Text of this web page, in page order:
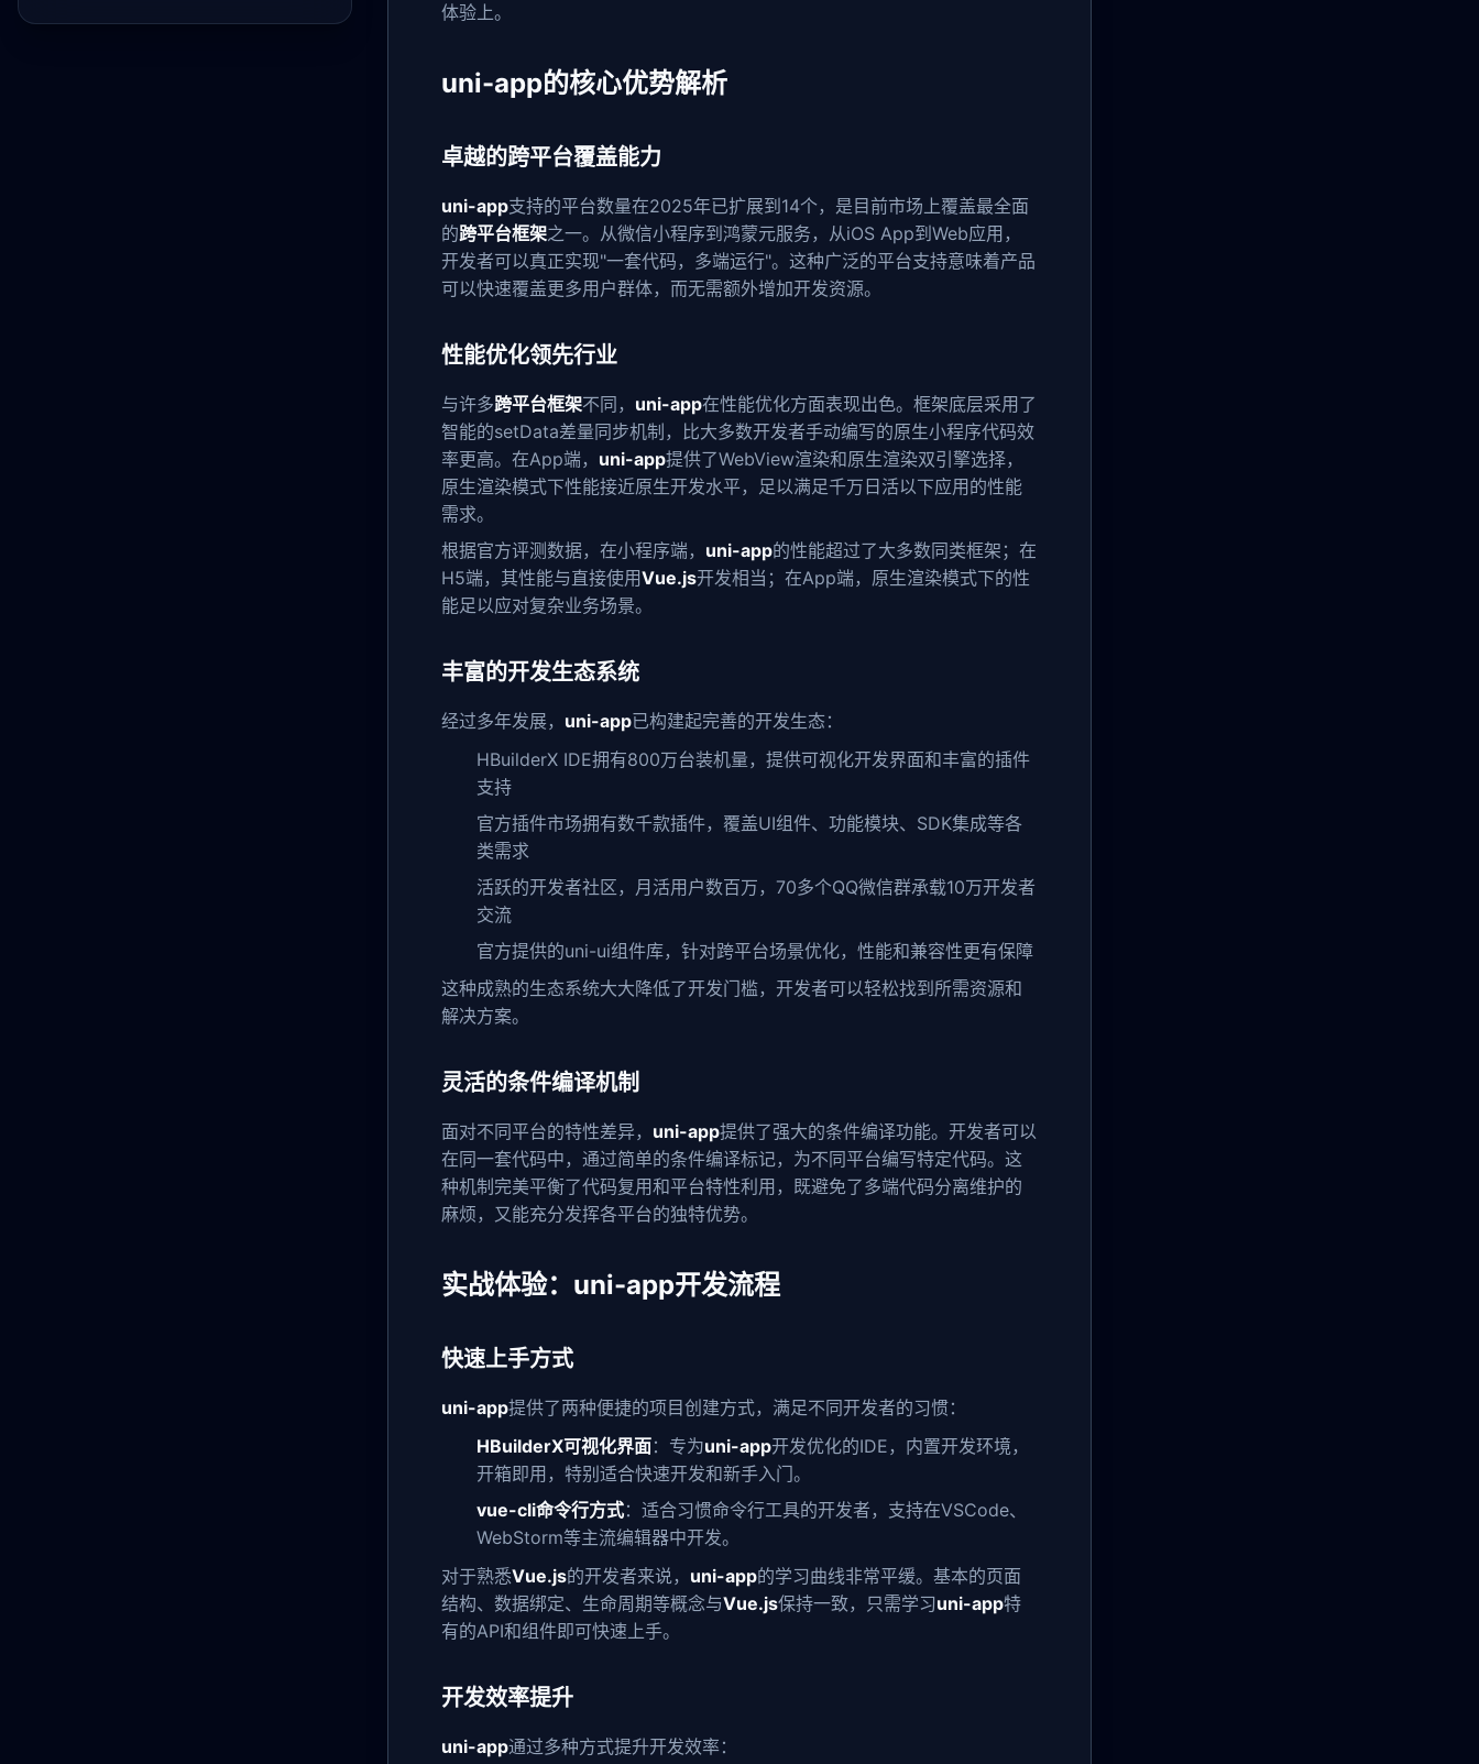
体验上。
uni-app的核心优势解析
卓越的跨平台覆盖能力
uni-app支持的平台数量在2025年已扩展到14个，是目前市场上覆盖最全面
的跨平台框架之一。从微信小程序到鸿蒙元服务，从iOS App到Web应用，
开发者可以真正实现"一套代码，多端运行"。这种广泛的平台支持意味着产品
可以快速覆盖更多用户群体，而无需额外增加开发资源。
性能优化领先行业
与许多跨平台框架不同， uni-app在性能优化方面表现出色。框架底层采用了
智能的setData差量同步机制，比大多数开发者手动编写的原生小程序代码效
率更高。在App端， uni-app提供了WebView渲染和原生渲染双引擎选择，
原生渲染模式下性能接近原生开发水平，足以满足千万日活以下应用的性能
需求。
根据官方评测数据，在小程序端， uni-app的性能超过了大多数同类框架；在
H5端，其性能与直接使用Vue.js开发相当；在App端，原生渲染模式下的性
能足以应对复杂业务场景。
丰富的开发生态系统
经过多年发展， uni-app已构建起完善的开发生态：
HBuilderX IDE拥有800万台装机量，提供可视化开发界面和丰富的插件
支持
官方插件市场拥有数千款插件，覆盖UI组件、功能模块、SDK集成等各
类需求
活跃的开发者社区，月活用户数百万，70多个QQ微信群承载10万开发者
交流
官方提供的uni-ui组件库，针对跨平台场景优化，性能和兼容性更有保障
这种成熟的生态系统大大降低了开发门槛，开发者可以轻松找到所需资源和
解决方案。
灵活的条件编译机制
面对不同平台的特性差异， uni-app提供了强大的条件编译功能。开发者可以
在同一套代码中，通过简单的条件编译标记，为不同平台编写特定代码。这
种机制完美平衡了代码复用和平台特性利用，既避免了多端代码分离维护的
麻烦，又能充分发挥各平台的独特优势。
实战体验：uni-app开发流程
快速上手方式
uni-app提供了两种便捷的项目创建方式，满足不同开发者的习惯：
HBuilderX可视化界面：专为uni-app开发优化的IDE，内置开发环境，
开箱即用，特别适合快速开发和新手入门。
vue-cli命令行方式：适合习惯命令行工具的开发者，支持在VSCode、
WebStorm等主流编辑器中开发。
对于熟悉Vue.js的开发者来说， uni-app的学习曲线非常平缓。基本的页面
结构、数据绑定、生命周期等概念与Vue.js保持一致，只需学习uni-app特
有的API和组件即可快速上手。
开发效率提升
uni-app通过多种方式提升开发效率：